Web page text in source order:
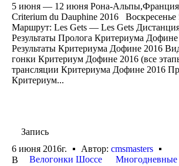
5 июня — 12 июня Рона-
Criterium du Dauphine 2016 Воскресенье
Маршрут: Les Gets — Les Gets
Результаты Пролога Критериума
Результаты Критериума Дофине 2016
гонки Критериум Дофине 2016 (все
трансляции Критериума Дофине 2016
Критериум...
Запись
6 июня 2016г.
Автор: cmsmasters
В
Велогонки Шоссе
Многодневные